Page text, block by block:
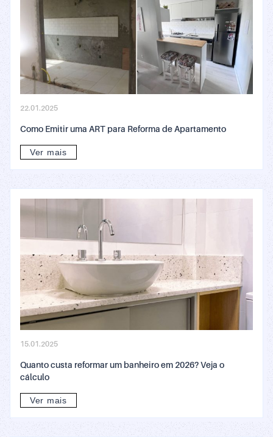
22.01.2025
Como Emitir uma ART para Reforma de Apartamento
Ver mais
15.01.2025
Quanto custa reformar um banheiro em 2026? Veja o
cálculo
Ver mais